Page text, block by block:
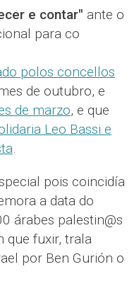
e contar" ante o
para co
polos concellos
de outubro, e
de marzo, e que
Leo Bassi e
pois coincidía
a data do
árabes palestin@s
que fuxir, trala
por Ben Gurión o